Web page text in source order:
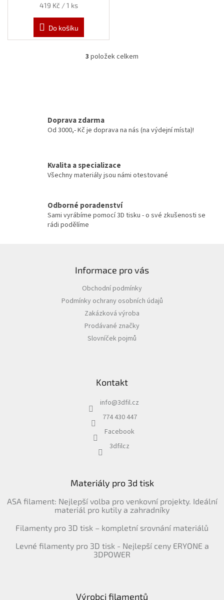
Měrná
419 Kč / 1 ks
Do košíku
O
í
k
y
p
i
3 položek celkem
Doprava zdarma
Od 3000,- Kč je doprava na nás (na výdejní místa)!
Kvalita a specializace
Všechny materiály jsou námi otestované
Odborné poradenství
Sami vyrábíme pomocí 3D tisku - o své zkušenosti se
rádi podělíme
Informace pro vás
Obchodní podmínky
Podmínky ochrany osobních údajů
Zakázková výroba
Prodávané značky
Slovníček pojmů
Kontakt
info@3dfil.cz
774 430 447
Facebook
3dfilcz
Materiály pro 3d tisk
ASA filament: Nejlepší volba pro venkovní projekty. Ideální
materiál pro kutily a zahradníky
Filamenty pro 3D tisk – kompletní srovnání materiálů
Levné filamenty pro 3D tisk - Nejlepší ceny ERYONE a
3DPOWER
Výrobci filamentů